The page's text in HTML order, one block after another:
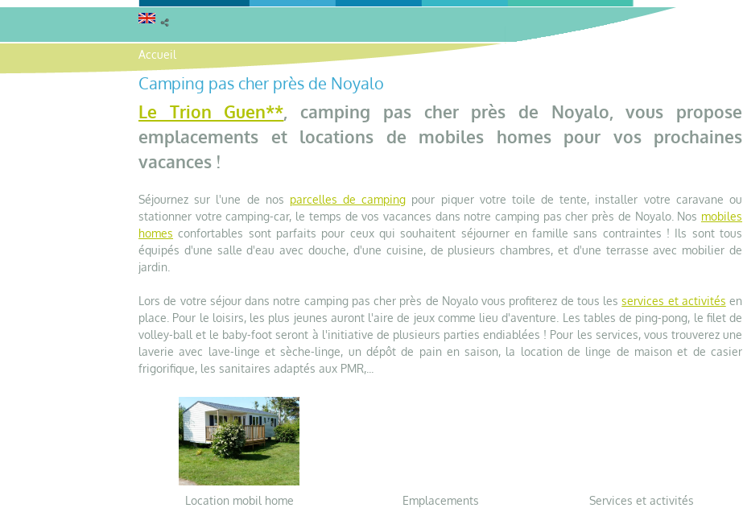
Accueil
Camping pas cher près de Noyalo
Le Trion Guen**, camping pas cher près de Noyalo, vous propose
emplacements et locations de mobiles homes pour vos prochaines
vacances !
Séjournez sur l'une de nos parcelles de camping pour piquer votre toile de tente, installer votre caravane ou
stationner votre camping-car, le temps de vos vacances dans notre camping pas cher près de Noyalo. Nos mobiles
homes confortables sont parfaits pour ceux qui souhaitent séjourner en famille sans contraintes ! Ils sont tous
équipés d'une salle d'eau avec douche, d'une cuisine, de plusieurs chambres, et d'une terrasse avec mobilier de
jardin.
Lors de votre séjour dans notre camping pas cher près de Noyalo vous profiterez de tous lesservices et activités en
place. Pour le loisirs, les plus jeunes auront l'aire de jeux comme lieu d'aventure. Les tables de ping-pong, le filet de
volley-ball et le baby-foot seront à l'initiative de plusieurs parties endiablées ! Pour les services, vous trouverez une
laverie avec lave-linge et sèche-linge, un dépôt de pain en saison, la location de linge de maison et de casier
frigorifique, les sanitaires adaptés aux PMR,...
Location mobil home Emplacements Services et activités